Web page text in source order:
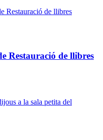
Restauració de llibres